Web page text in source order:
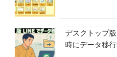
デスクトップ
時にデータ移